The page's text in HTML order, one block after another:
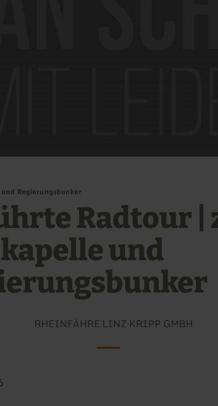
Regierungsbunker
Radtour |
und
RHEINFÄHRE LINZ KRIPP GMBH